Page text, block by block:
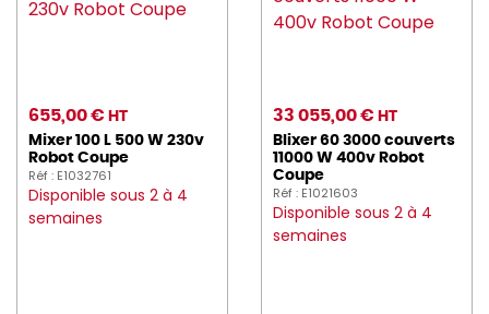
655,00 € HT
Mixer 100 L 500 W 230v
Robot Coupe
Réf : E1032761
Disponible sous 2 à 4
semaines
33 055,00 € HT
Blixer 60 3000 couverts
11000 W 400v Robot
Coupe
Réf : E1021603
Disponible sous 2 à 4
semaines